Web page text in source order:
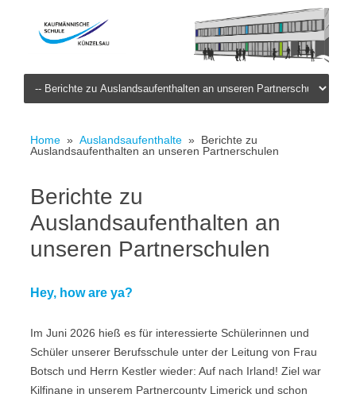
Skip to content
Home » Auslandsaufenthalte » Berichte zu
Auslandsaufenthalten an unseren Partnerschulen
Berichte zu
Auslandsaufenthalten an
unseren Partnerschulen
Hey, how are ya?
Im Juni 2026 hieß es für interessierte Schülerinnen und
Schüler unserer Berufsschule unter der Leitung von Frau
Botsch und Herrn Kestler wieder: Auf nach Irland! Ziel war
Kilfinane in unserem Partnercounty Limerick und schon